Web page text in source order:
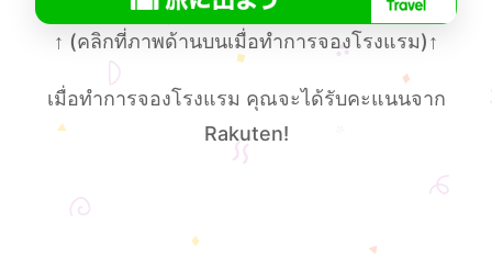
↑ (คลิกที่ภาพด้านบนเมื่อทําการจองโรงแรม)↑
เมื่อทําการจองโรงแรม คุณจะได้รับคะแนนจาก
Rakuten!